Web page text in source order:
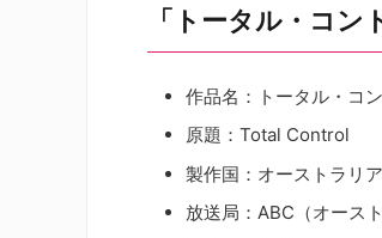
「トータル・コン
作品名：トータル・コ
原題：Total Control
製作国：オーストラリア
放送局：ABC（オースト